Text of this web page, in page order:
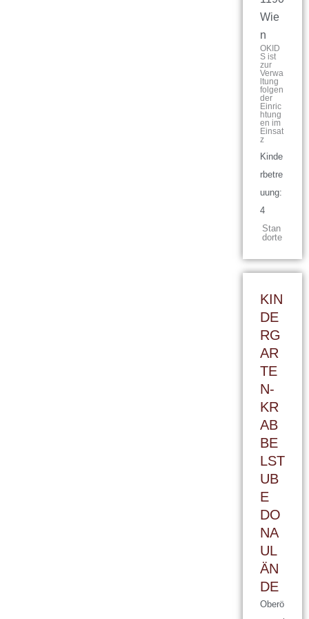
Wie
n
OKID
S ist
zur
Verwa
ltung
folgen
der
Einric
htung
en im
Einsat
z
Kinde
rbetre
uung:
4
Stan
dorte
KIN
DE
RG
AR
TE
N-
KR
AB
BE
LST
UB
E
DO
NA
UL
ÄN
DE
Oberö